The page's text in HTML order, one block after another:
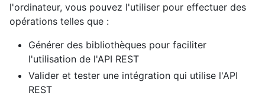
l'ordinateur, vous pouvez l'utiliser pour effectuer des
opérations telles que :
Générer des bibliothèques pour faciliter
l'utilisation de l'API REST
Valider et tester une intégration qui utilise l'API
REST